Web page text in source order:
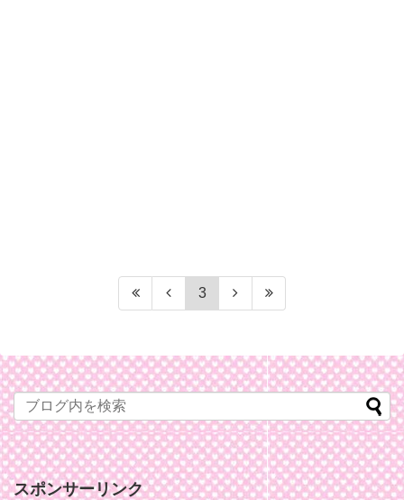
3
スポンサーリンク